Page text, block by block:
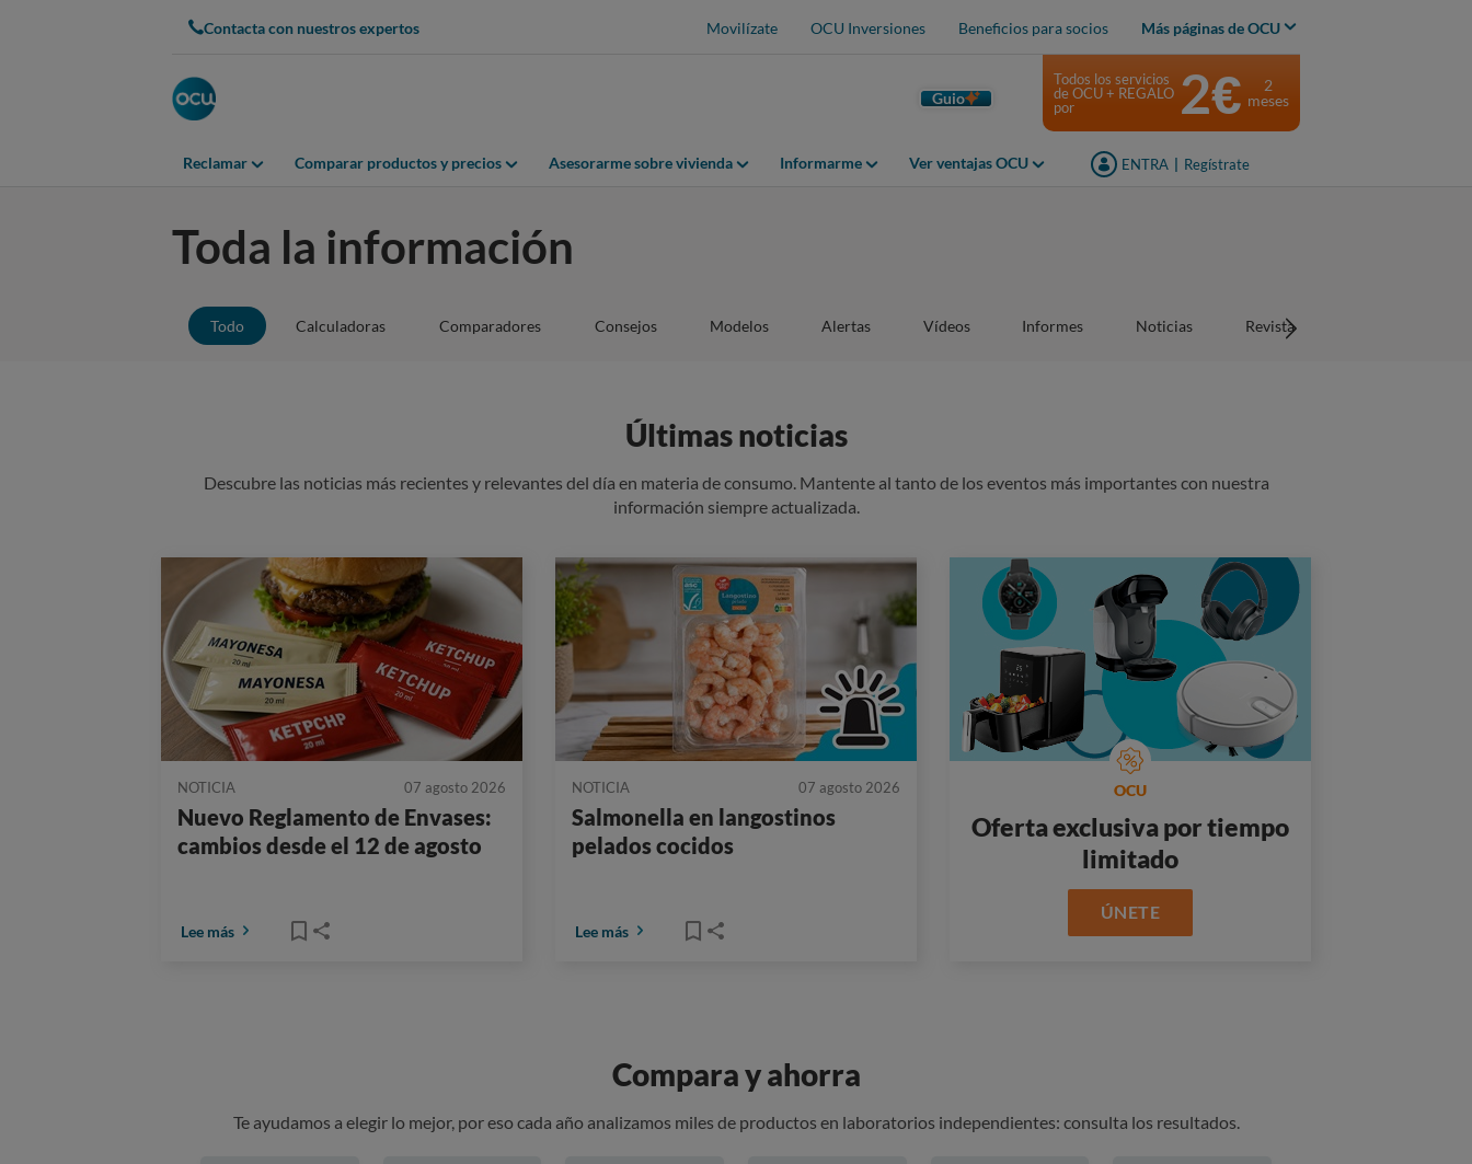
Contacta con nuestros expertos Movilízate OCU Inversiones Beneficios para socios Más páginas de OCU
Guio
Reclamar Comparar productos y precios Asesorarme sobre vivienda Informarme Ver ventajas OCU ENTRA Regístrate
Todos los servicios
de OCU + REGALO
por
2€
2
meses
Toda la información
Todo Calculadoras Comparadores Consejos Modelos Alertas Vídeos Informes Noticias Revistas
Últimas noticias
Descubre las noticias más recientes y relevantes del día en materia de consumo. Mantente al tanto de los eventos más importantes con nuestra
información siempre actualizada.
NOTICIA 07 agosto 2026
Nuevo Reglamento de Envases:
cambios desde el 12 de agosto
Lee más
NOTICIA 07 agosto 2026
Salmonella en langostinos
pelados cocidos
Lee más
OCU
Oferta exclusiva por tiempo
limitado
ÚNETE
Compara y ahorra
Te ayudamos a elegir lo mejor, por eso cada año analizamos miles de productos en laboratorios independientes: consulta los resultados.